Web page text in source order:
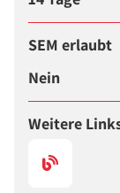
SEM erlaubt
Nein
Weitere